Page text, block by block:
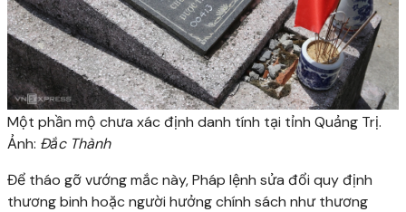
Một phần mộ chưa xác định danh tính tại tỉnh Quảng Trị.
Ảnh: Đắc Thành
Để tháo gỡ vướng mắc này, Pháp lệnh sửa đổi quy định
thương binh hoặc người hưởng chính sách như thương